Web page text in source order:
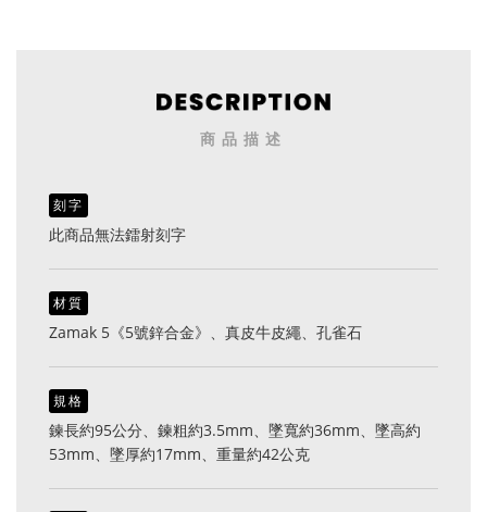
商品描述
刻字
此商品無法鐳射刻字
材質
Zamak 5《5號鋅合金》、真皮牛皮繩、孔雀石
規格
鍊長約95公分、鍊粗約3.5mm、墜寬約36mm、墜高約
53mm、墜厚約17mm、重量約42公克